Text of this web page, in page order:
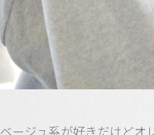
ベージュ系が好きだけどオ